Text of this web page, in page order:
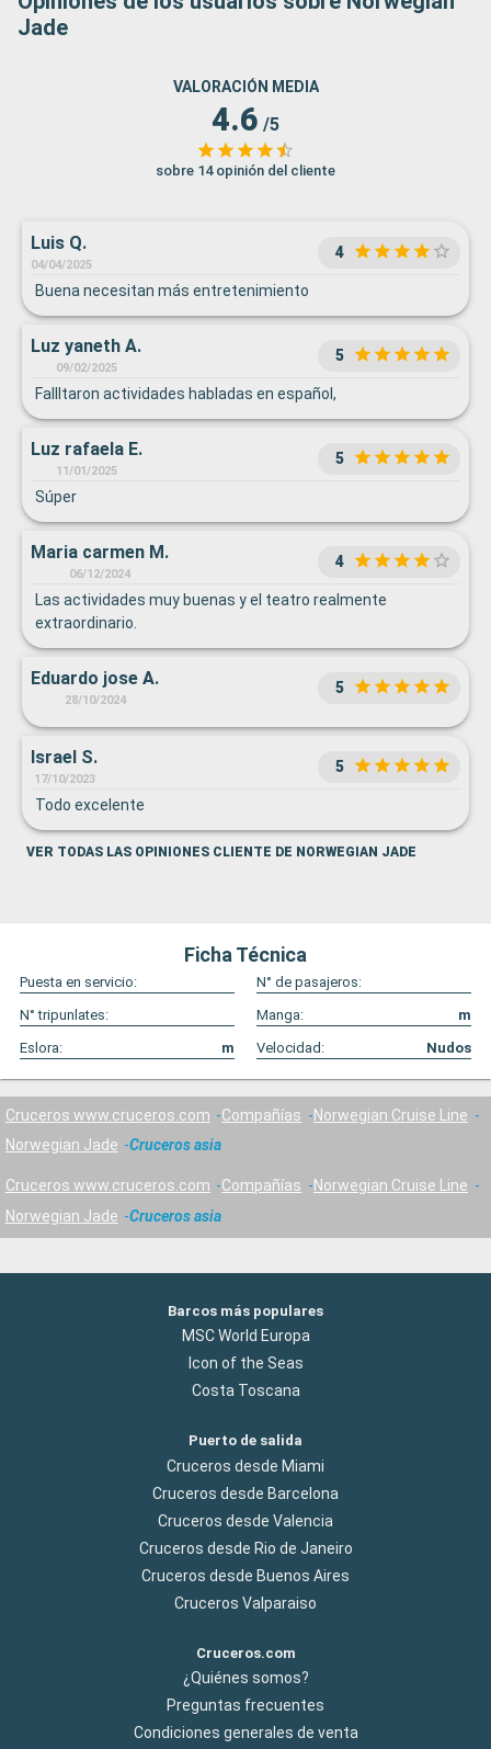
Jade
VALORACIÓN MEDIA
4.6 /5
sobre 14 opinión del cliente
Luis Q.
04/04/2025
4
Buena necesitan más entretenimiento
Luz yaneth A.
09/02/2025
5
Fallltaron actividades habladas en español,
Luz rafaela E.
11/01/2025
5
Súper
Maria carmen M.
06/12/2024
4
Las actividades muy buenas y el teatro realmente
extraordinario.
Eduardo jose A.
28/10/2024
5
Israel S.
17/10/2023
5
Todo excelente
VER TODAS LAS OPINIONES CLIENTE DE NORWEGIAN JADE
Ficha Técnica
Puesta en servicio:
N° de pasajeros:
N° tripunlates:
Manga:
m
Eslora:
m Velocidad: Nudos
Cruceros www.cruceros.com Compañías
Norwegian Cruise Line
Norwegian Jade
Cruceros asia
Cruceros www.cruceros.com Compañías
Norwegian Cruise Line
Norwegian Jade
Cruceros asia
Barcos más populares
MSC World Europa
Icon of the Seas
Costa Toscana
Puerto de salida
Cruceros desde Miami
Cruceros desde Barcelona
Cruceros desde Valencia
Cruceros desde Rio de Janeiro
Cruceros desde Buenos Aires
Cruceros Valparaiso
Cruceros.com
¿Quiénes somos?
Preguntas frecuentes
Condiciones generales de venta